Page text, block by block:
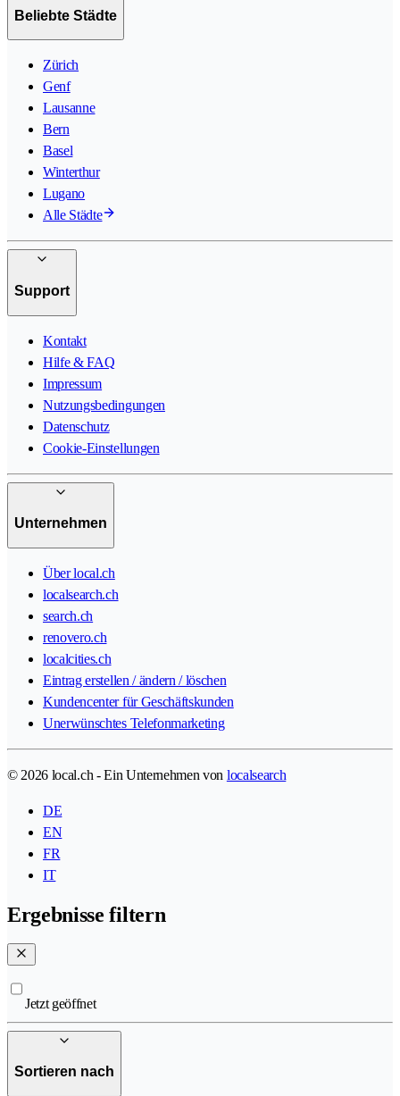
Beliebte Städte
Zürich
Genf
Lausanne
Bern
Basel
Winterthur
Lugano
Alle Städte
Support
Kontakt
Hilfe & FAQ
Impressum
Nutzungsbedingungen
Datenschutz
Cookie-Einstellungen
Unternehmen
Über local.ch
localsearch.ch
search.ch
renovero.ch
localcities.ch
Eintrag erstellen / ändern / löschen
Kundencenter für Geschäftskunden
Unerwünschtes Telefonmarketing
© 2026 local.ch - Ein Unternehmen von localsearch
DE
EN
FR
IT
Ergebnisse filtern
Jetzt geöffnet
Sortieren nach